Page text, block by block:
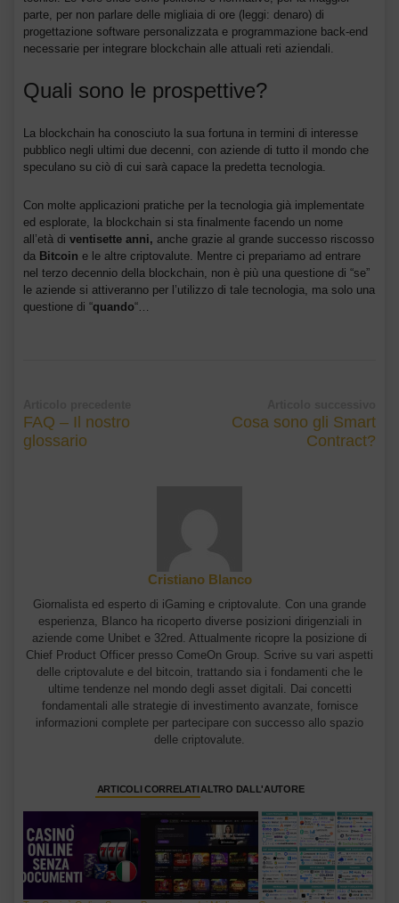
parte, per non parlare delle migliaia di ore (leggi: denaro) di
progettazione software personalizzata e programmazione back-end
necessarie per integrare blockchain alle attuali reti aziendali.
Quali sono le prospettive?
La blockchain ha conosciuto la sua fortuna in termini di interesse
pubblico negli ultimi due decenni, con aziende di tutto il mondo che
speculano su ciò di cui sarà capace la predetta tecnologia.
Con molte applicazioni pratiche per la tecnologia già implementate
ed esplorate, la blockchain si sta finalmente facendo un nome
all’età di ventisette anni, anche grazie al grande successo riscosso
da Bitcoin e le altre criptovalute. Mentre ci prepariamo ad entrare
nel terzo decennio della blockchain, non è più una questione di “se”
le aziende si attiveranno per l’utilizzo di tale tecnologia, ma solo una
questione di “quando“…
FAQ – Il nostro
glossario
Cosa sono gli Smart
Contract?
Cristiano Blanco
Giornalista ed esperto di iGaming e criptovalute. Con una grande
esperienza, Blanco ha ricoperto diverse posizioni dirigenziali in
aziende come Unibet e 32red. Attualmente ricopre la posizione di
Chief Product Officer presso ComeOn Group. Scrive su vari aspetti
delle criptovalute e del bitcoin, trattando sia i fondamenti che le
ultime tendenze nel mondo degli asset digitali. Dai concetti
fondamentali alle strategie di investimento avanzate, fornisce
informazioni complete per partecipare con successo allo spazio
delle criptovalute.
ARTICOLI CORRELATI ALTRO DALL'AUTORE